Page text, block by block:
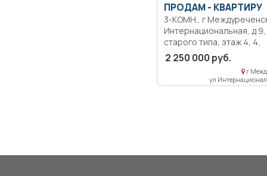
ПРОДАМ - КВАРТИРУ
3-КОМН., г Междуреченск, ул
Интернациональная, д 9,
старого типа, этаж 4, 4,
состояние под ремонт, 59,7
кв.м, Самое выгодное
предложения на 3-х ком.
квартиру! Дом кирпичный
в шаге автовокзал. Квартира
2 250 000 руб.
г
ул